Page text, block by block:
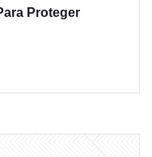
Proteger